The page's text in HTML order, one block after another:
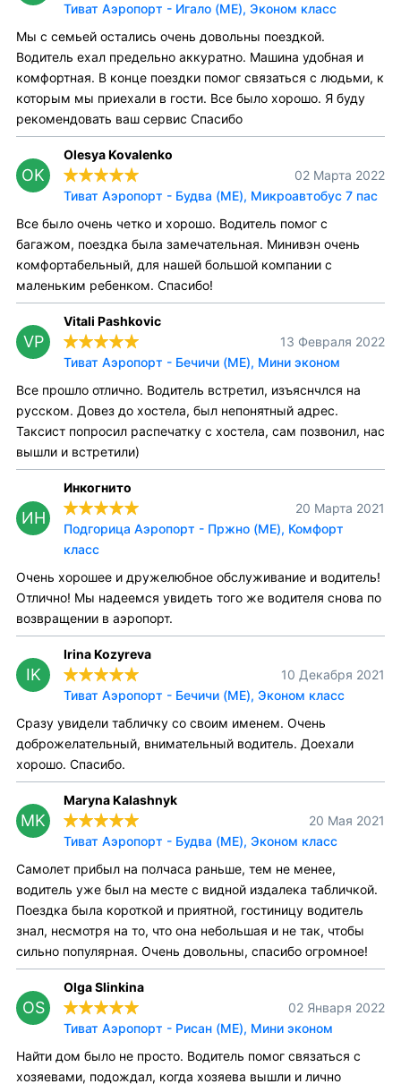
Тиват Аэропорт - Игало (ME), Эконом класс
Мы с семьей остались очень довольны поездкой.
Водитель ехал предельно аккуратно. Машина удобная и
комфортная. В конце поездки помог связаться с людьми, к
которым мы приехали в гости. Все было хорошо. Я буду
рекомендовать ваш сервис Спасибо
OK
Olesya Kovalenko
02 Марта 2022
Тиват Аэропорт - Будва (ME), Микроавтобус 7 пас
Все было очень четко и хорошо. Водитель помог с
багажом, поездка была замечательная. Минивэн очень
комфортабельный, для нашей большой компании с
маленьким ребенком. Спасибо!
VP
Vitali Pashkovic
13 Февраля 2022
Тиват Аэропорт - Бечичи (ME), Мини эконом
Все прошло отлично. Водитель встретил, изъяснчлся на
русском. Довез до хостела, был непонятный адрес.
Таксист попросил распечатку с хостела, сам позвонил, нас
вышли и встретили)
ИН
Инкогнито
20 Марта 2021
Подгорица Аэропорт - Пржно (ME), Комфорт
класс
Очень хорошее и дружелюбное обслуживание и водитель!
Отлично! Мы надеемся увидеть того же водителя снова по
возвращении в аэропорт.
IK
Irina Kozyreva
10 Декабря 2021
Тиват Аэропорт - Бечичи (ME), Эконом класс
Сразу увидели табличку со своим именем. Очень
доброжелательный, внимательный водитель. Доехали
хорошо. Спасибо.
MK
Maryna Kalashnyk
20 Мая 2021
Тиват Аэропорт - Будва (ME), Эконом класс
Самолет прибыл на полчаса раньше, тем не менее,
водитель уже был на месте с видной издалека табличкой.
Поездка была короткой и приятной, гостиницу водитель
знал, несмотря на то, что она небольшая и не так, чтобы
сильно популярная. Очень довольны, спасибо огромное!
OS
Olga Slinkina
02 Января 2022
Тиват Аэропорт - Рисан (ME), Мини эконом
Найти дом было не просто. Водитель помог связаться с
хозяевами, подождал, когда хозяева вышли и лично